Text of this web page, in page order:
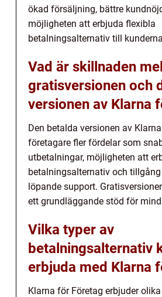
ökad försäljning, bättre
möjligheten att erbjuda flexibla
betalningsalternativ till
Vad är skillnaden
gratisversionen och
versionen av Klarna
Den betalda versionen av
företagare fler fördelar som
utbetalningar, möjligheten att
betalningsalternativ och
löpande support.
ett grundläggande stöd för
Vilka typer av
betalningsalternativ
erbjuda med Klarna
Klarna för Företag erbjuder olika